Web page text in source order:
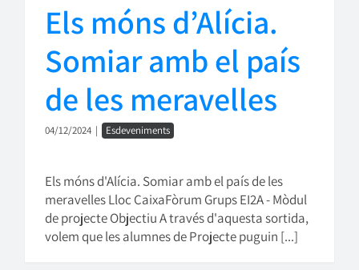
Els móns d’Alícia.
Somiar amb el país
de les meravelles
04/12/2024 | Esdeveniments
Els móns d'Alícia. Somiar amb el país de les
meravelles Lloc CaixaFòrum Grups EI2A - Mòdul
de projecte Objectiu A través d'aquesta sortida,
volem que les alumnes de Projecte puguin [...]